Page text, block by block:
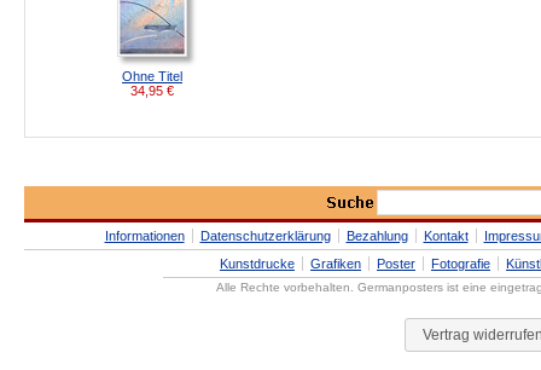
Ohne Titel
34,95 €
Informationen Datenschutzerklärung Bezahlung Kontakt
Kunstdrucke
Grafiken Poster Fotografie
Alle Rechte vorbehalten. Germanposters ist eine
Vertrag